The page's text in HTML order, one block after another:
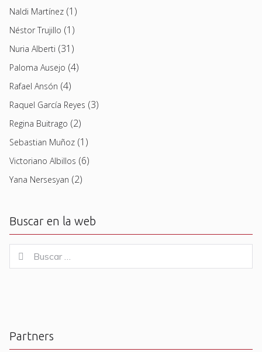
Naldi Martínez (1)
Néstor Trujillo (1)
Nuria Alberti (31)
Paloma Ausejo (4)
Rafael Ansón (4)
Raquel García Reyes (3)
Regina Buitrago (2)
Sebastian Muñoz (1)
Victoriano Albillos (6)
Yana Nersesyan (2)
Buscar en la web
for:
Buscar
Partners